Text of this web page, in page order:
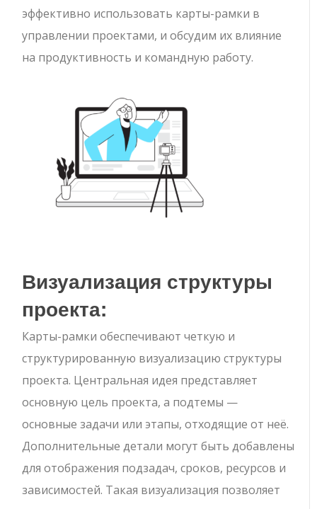
эффективно использовать карты-рамки в
управлении проектами, и обсудим их влияние
на продуктивность и командную работу.
Визуализация структуры
проекта:
Карты-рамки обеспечивают четкую и
структурированную визуализацию структуры
проекта. Центральная идея представляет
основную цель проекта, а подтемы —
основные задачи или этапы, отходящие от неё.
Дополнительные детали могут быть добавлены
для отображения подзадач, сроков, ресурсов и
зависимостей. Такая визуализация позволяет